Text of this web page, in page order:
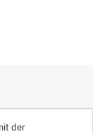
der